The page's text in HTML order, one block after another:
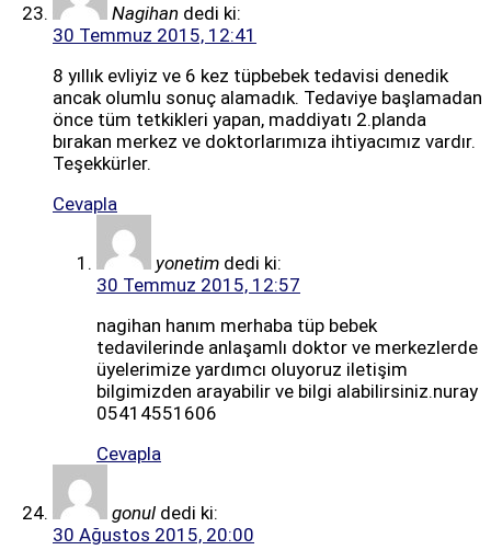
Nagihan dedi ki:
30 Temmuz 2015, 12:41
8 yıllık evliyiz ve 6 kez tüpbebek tedavisi denedik
ancak olumlu sonuç alamadık. Tedaviye başlamadan
önce tüm tetkikleri yapan, maddiyatı 2.planda
bırakan merkez ve doktorlarımıza ihtiyacımız vardır.
Teşekkürler.
Cevapla
yonetim dedi ki:
30 Temmuz 2015, 12:57
nagihan hanım merhaba tüp bebek
tedavilerinde anlaşamlı doktor ve merkezlerde
üyelerimize yardımcı oluyoruz iletişim
bilgimizden arayabilir ve bilgi alabilirsiniz.nuray
05414551606
Cevapla
gonul dedi ki:
30 Ağustos 2015, 20:00